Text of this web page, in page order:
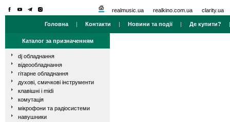
realmusic.ua realkino.com.ua clarity.ua
Головна | Контакти | Новини та події| Де купити?
Каталог за призначенням
dj обладнання
відеообладнання
гітарне обладнання
духові, смичкові інструменти
клавішні і midi
комутація
мікрофони та радіосистеми
навушники